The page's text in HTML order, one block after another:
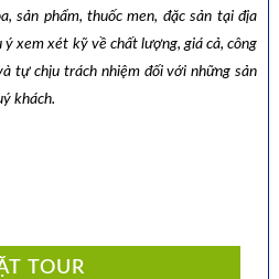
sản phẩm, thuốc men, đặc sản tại địa
ý xem xét kỹ về chất lượng, giá cả, công
tự chịu trách nhiệm đối với những sản
khách.
TOUR